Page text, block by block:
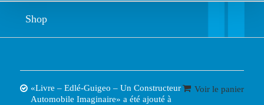
Shop
Voir le panier
«Livre – Edlé-Guigeo – Un Constructeur
Automobile Imaginaire» a été ajouté à